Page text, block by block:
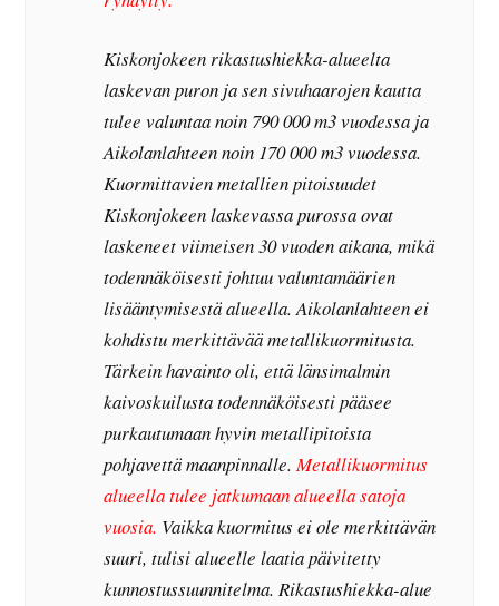
Kiskonjokeen rikastushiekka-alueelta
laskevan puron ja sen sivuhaarojen kautta
tulee valuntaa noin 790 000 m3 vuodessa ja
Aikolanlahteen noin 170 000 m3 vuodessa.
Kuormittavien metallien pitoisuudet
Kiskonjokeen laskevassa purossa ovat
laskeneet viimeisen 30 vuoden aikana, mikä
todennäköisesti johtuu valuntamäärien
lisääntymisestä alueella. Aikolanlahteen ei
kohdistu merkittävää metallikuormitusta.
Tärkein havainto oli, että länsimalmin
kaivoskuilusta todennäköisesti pääsee
purkautumaan hyvin metallipitoista
pohjavettä maanpinnalle.Metallikuormitus
alueella tulee jatkumaan alueella satoja
vuosia. Vaikka kuormitus ei ole merkittävän
suuri, tulisi alueelle laatia päivitetty
kunnostussuunnitelma. Rikastushiekka-alue